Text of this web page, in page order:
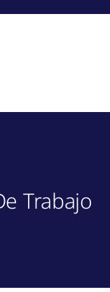
Trabajo